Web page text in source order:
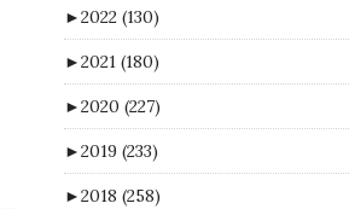
►2022 (130)
►2021 (180)
►2020 (227)
►2019 (233)
►2018 (258)